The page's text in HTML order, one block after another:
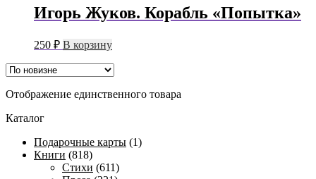
Игорь Жуков. Корабль «Попытка»
250 ₽ В корзину
Отображение единственного товара
Каталог
Подарочные карты (1)
Книги (818)
Стихи (611)